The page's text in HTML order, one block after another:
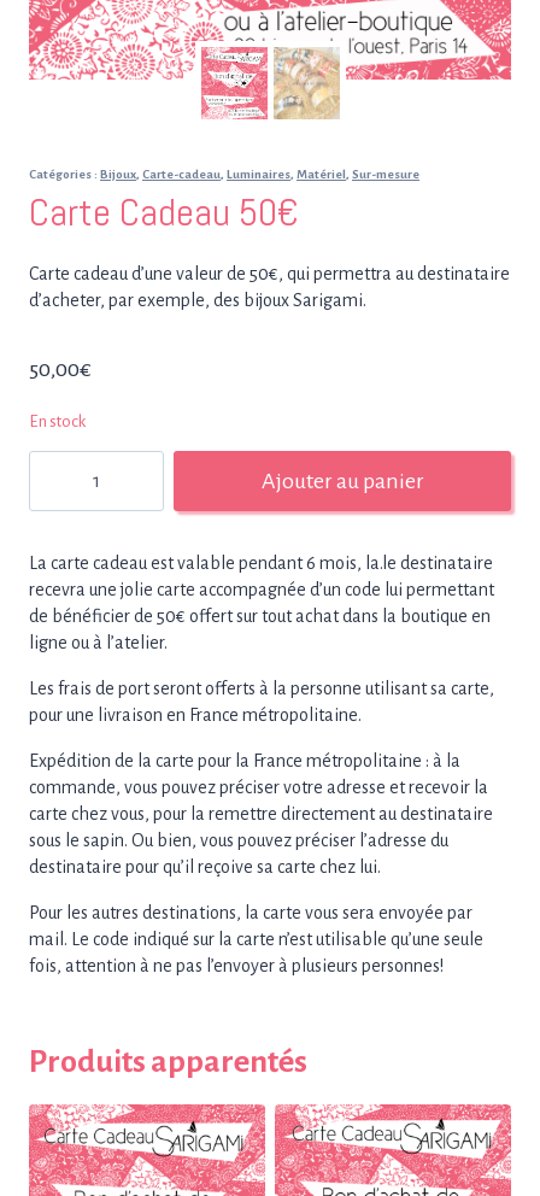
Catégories : Bijoux, Carte-cadeau, Luminaires, Matériel, Sur-mesure
Carte Cadeau 50€
Carte cadeau d’une valeur de 50€, qui permettra au destinataire
d’acheter, par exemple, des bijoux Sarigami.
50,00€
En stock
Carte
50€
Ajouter au panier
La carte cadeau est valable pendant 6 mois, la.le destinataire
recevra une jolie carte accompagnée d’un code lui permettant
de bénéficier de 50€ offert sur tout achat dans la boutique en
ligne ou à l’atelier.
Les frais de port seront offerts à la personne utilisant sa carte,
pour une livraison en France métropolitaine.
Expédition de la carte pour la France métropolitaine : à la
commande, vous pouvez préciser votre adresse et recevoir la
carte chez vous, pour la remettre directement au destinataire
sous le sapin. Ou bien, vous pouvez préciser l’adresse du
destinataire pour qu’il reçoive sa carte chez lui.
Pour les autres destinations, la carte vous sera envoyée par
mail. Le code indiqué sur la carte n’est utilisable qu’une seule
fois, attention à ne pas l’envoyer à plusieurs personnes!
Produits apparentés